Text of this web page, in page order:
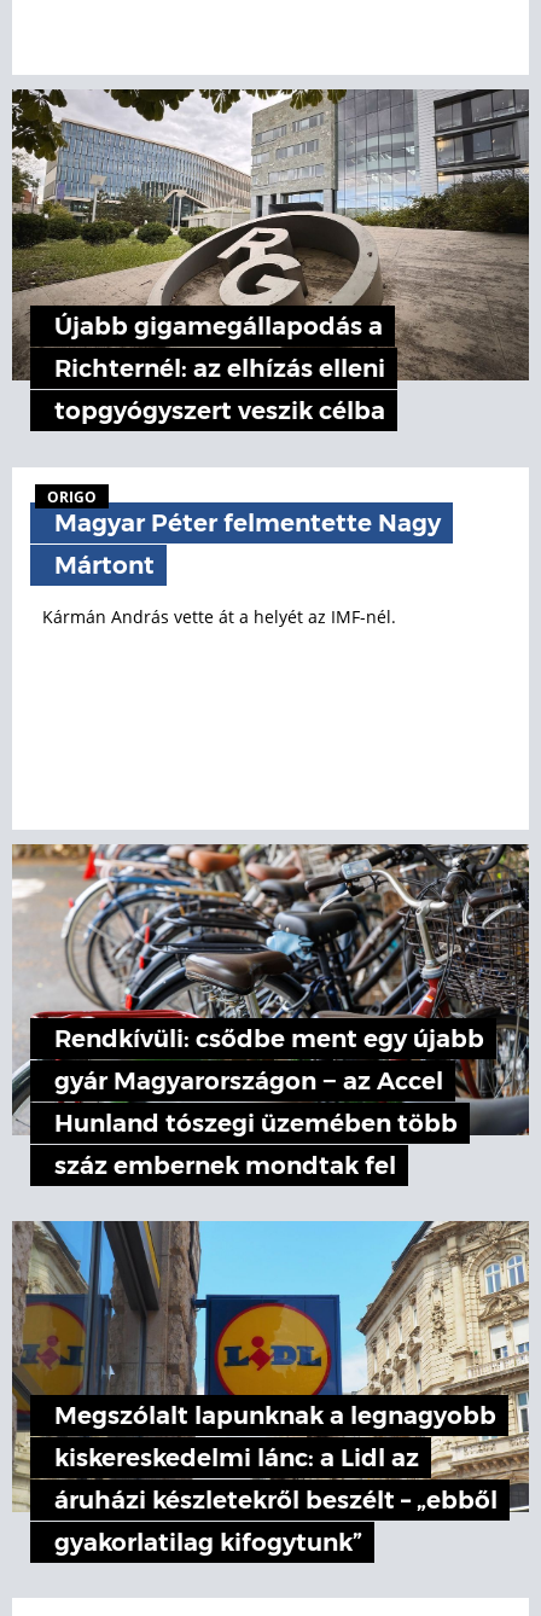
Újabb gigamegállapodás a
Richternél: az elhízás elleni
topgyógyszert veszik célba
ORIGO
Magyar Péter felmentette Nagy
Mártont
Kármán András vette át a helyét az IMF-nél.
Rendkívüli: csődbe ment egy újabb
gyár Magyarországon − az Accel
Hunland tószegi üzemében több
száz embernek mondtak fel
Megszólalt lapunknak a legnagyobb
kiskereskedelmi lánc: a Lidl az
áruházi készletekről beszélt – „ebből
gyakorlatilag kifogytunk”